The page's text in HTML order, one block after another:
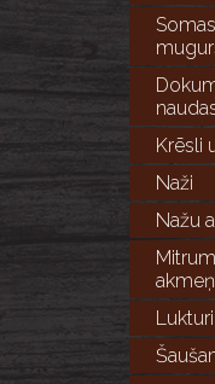
Krēsli
Naži
Nažu